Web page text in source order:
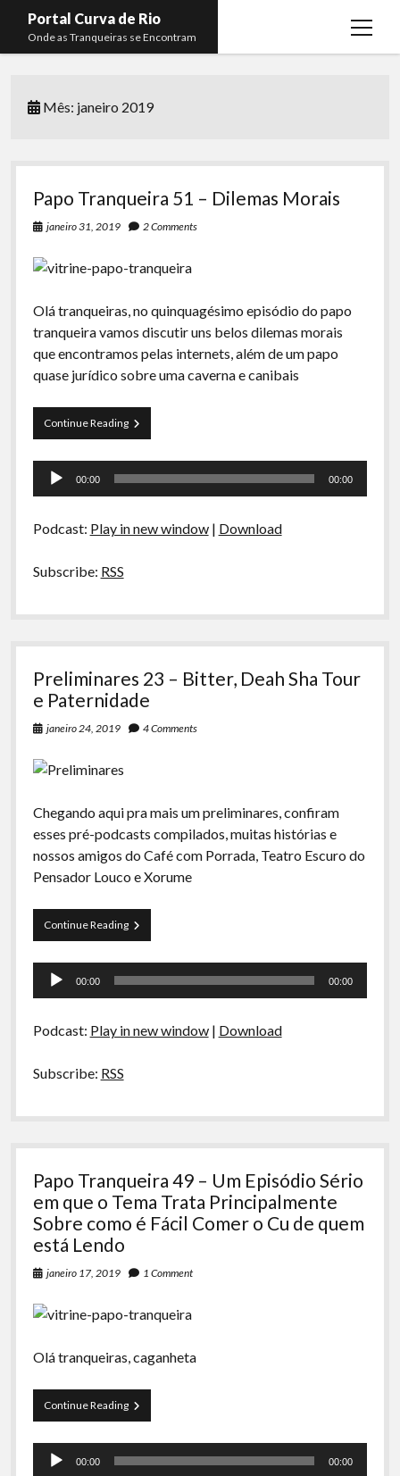
Portal Curva de Rio
Onde as Tranqueiras se Encontram
open
menu
Curva de Rio
Komos
Boca do Lixo
Rachão na Beira do RIo
Arquivo CDR
Papo Tranqueira
A Ripa É a Lei
Especiais
Preliminares
Membros
Mateus Mantoan
Rafael Almeida
Mês: janeiro 2019
Papo Tranqueira 51 – Dilemas Morais
janeiro 31, 2019 2 Comments
Olá tranqueiras, no quinquagésimo episódio do papo
tranqueira vamos discutir uns belos dilemas morais
que encontramos pelas internets, além de um papo
quase jurídico sobre uma caverna e canibais
Continue ReadingPapo
Tranqueira
Dilemas
Tocador
00:00 00:00
Podcast: Play in new window| Download
Subscribe: RSS
Preliminares 23 – Bitter, Deah Sha Tour
e Paternidade
janeiro 24, 2019 4 Comments
Chegando aqui pra mais um preliminares, confiram
esses pré-podcasts compilados, muitas histórias e
nossos amigos do Café com Porrada, Teatro Escuro do
Pensador Louco e Xorume
Continue ReadingPreliminares
23
Deah
e
Tocador
00:00 00:00
Podcast: Play in new window| Download
Subscribe: RSS
Papo Tranqueira 49 – Um Episódio Sério
em que o Tema Trata Principalmente
Sobre como é Fácil Comer o Cu de quem
está Lendo
janeiro 17, 2019 1 Comment
Olá tranqueiras, caganheta
Continue ReadingPapo
Tranqueira
Um
Tocador
00:00 00:00